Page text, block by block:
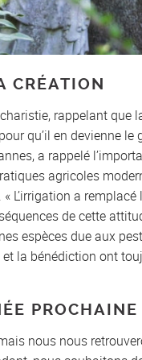
CRÉATION
rappelant
qu’il en devienne
a rappelé
agricoles
L’irrigation a
de cette
espèces due aux
la bénédiction ont
PROCHAINE
nous nous